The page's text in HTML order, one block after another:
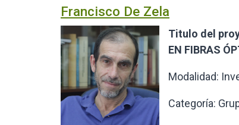
Francisco De Zela
Titulo del
EN FIBRAS
Modalidad:
Categoría: